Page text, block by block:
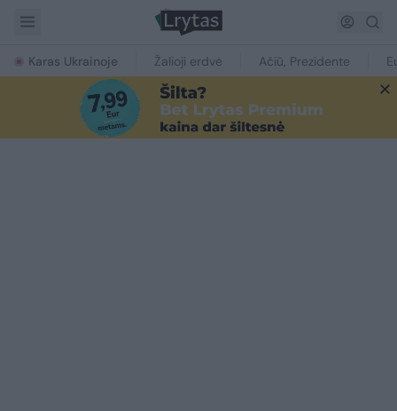
Karas Ukrainoje Žalioji erdvė Ačiū, Prezidente